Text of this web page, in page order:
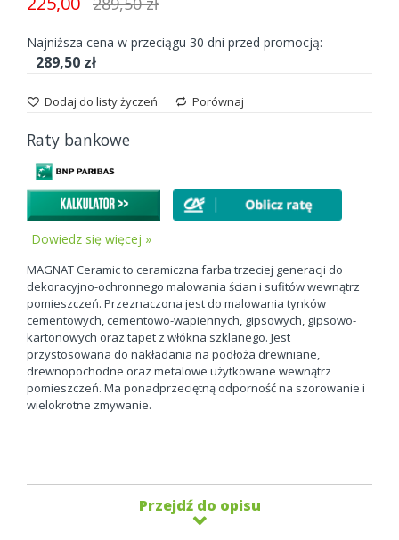
Najniższa cena w przeciągu 30 dni przed promocją:
289,50 zł
Dodaj do listy życzeń Porównaj
Raty bankowe
Dowiedz się więcej »
MAGNAT Ceramic to ceramiczna farba trzeciej generacji do
dekoracyjno-ochronnego malowania ścian i sufitów wewnątrz
pomieszczeń. Przeznaczona jest do malowania tynków
cementowych, cementowo-wapiennych, gipsowych, gipsowo-
kartonowych oraz tapet z włókna szklanego. Jest
przystosowana do nakładania na podłoża drewniane,
drewnopochodne oraz metalowe użytkowane wewnątrz
pomieszczeń. Ma ponadprzeciętną odporność na szorowanie i
wielokrotne zmywanie.
Przejdź do opisu